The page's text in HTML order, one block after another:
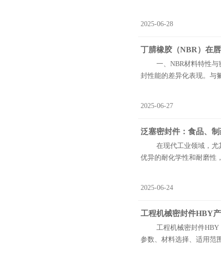
2025-06-28
丁腈橡胶（NBR）在
一、NBR材料特性与密
封性能的差异化表现。与
2025-06-27
泛塞密封件：食品、
在现代工业领域，尤其
优异的耐化学性和耐磨性
2025-06-24
工程机械密封件HBY
工程机械密封件HBY，
参数、材料选择、适用范